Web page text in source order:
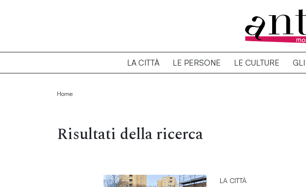
LA CITTÀ LE PERSONE LE CULTURE
Home
Risultati della ricerca
LA CITTÀ